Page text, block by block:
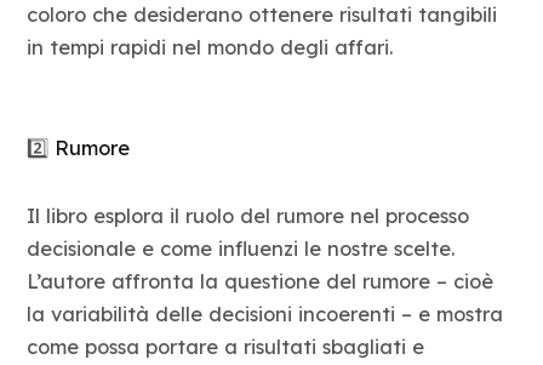
coloro che desiderano ottenere risultati tangibili
in tempi rapidi nel mondo degli affari.
2️⃣ Rumore
Il libro esplora il ruolo del rumore nel processo
decisionale e come influenzi le nostre scelte.
L’autore affronta la questione del rumore – cioè
la variabilità delle decisioni incoerenti – e mostra
come possa portare a risultati sbagliati e